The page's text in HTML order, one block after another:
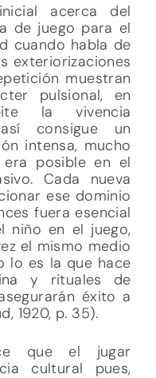
acerca del
de juego para el
cuando habla de
exteriorizaciones
muestran
pulsional, en
la vivencia
consigue un
intensa, mucho
posible en el
Cada nueva
ese dominio
fuera esencial
niño en el juego,
el mismo medio
lo es la que hace
y rituales de
éxito a
1920, p. 35).
que el jugar
cultural pues,